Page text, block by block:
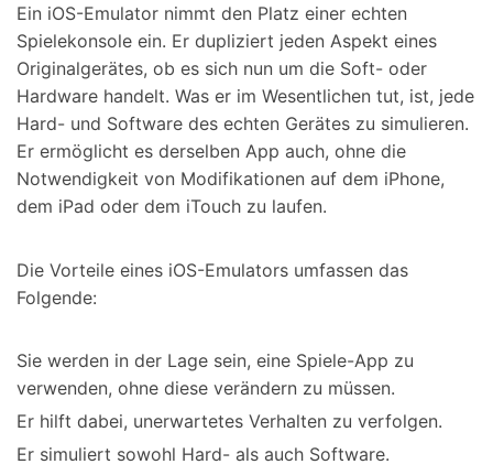
Ein iOS-Emulator nimmt den Platz einer echten
Spielekonsole ein. Er dupliziert jeden Aspekt eines
Originalgerätes, ob es sich nun um die Soft- oder
Hardware handelt. Was er im Wesentlichen tut, ist, jede
Hard- und Software des echten Gerätes zu simulieren.
Er ermöglicht es derselben App auch, ohne die
Notwendigkeit von Modifikationen auf dem iPhone,
dem iPad oder dem iTouch zu laufen.
Die Vorteile eines iOS-Emulators umfassen das
Folgende:
Sie werden in der Lage sein, eine Spiele-App zu
verwenden, ohne diese verändern zu müssen.
Er hilft dabei, unerwartetes Verhalten zu verfolgen.
Er simuliert sowohl Hard- als auch Software.